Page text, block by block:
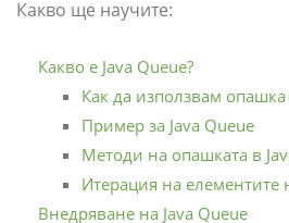
Какво ще научите:
Какво е Java Queue?
Как да използвам опашка
Пример за Java Queue
Методи на опашката в
Итерация на елементите
Внедряване на Java Queue